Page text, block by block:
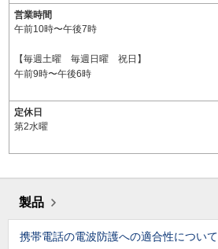
営業時間
午前10時〜午後7時
【毎週土曜 毎週日曜 祝日】
午前9時〜午後6時
定休日
第2水曜
製品
携帯電話の電波防護への適合性について